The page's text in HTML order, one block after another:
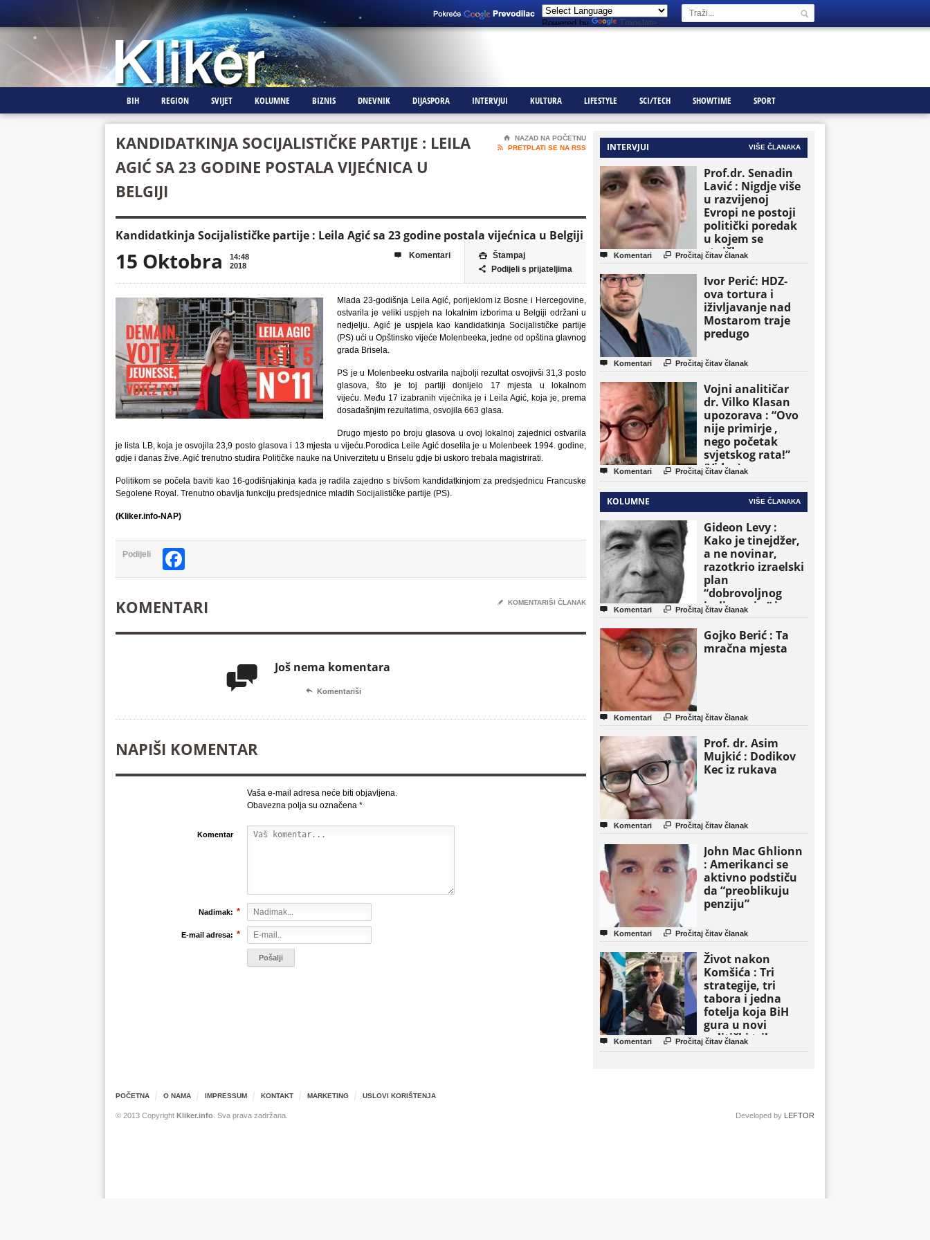
Powered by Translate
BIH REGION SVIJET KOLUMNE BIZNIS DNEVNIK DIJASPORA INTERVJUI KULTURA LIFESTYLE SCI/TECH SHOWTIME SPORT
KANDIDATKINJA SOCIJALISTIČKE PARTIJE : LEILA
AGIĆ SA 23 GODINE POSTALA VIJEĆNICA U
BELGIJI
⌂
NAZAD NA POČETNU

PRETPLATI SE NA RSS
Kandidatkinja Socijalističke partije : Leila Agić sa 23 godine postala vijećnica u Belgiji
15 Oktobra
14:48
2018
 Štampaj
 Podijeli s prijateljima
 Komentari
Mlada 23-godišnja Leila Agić, porijeklom iz Bosne i Hercegovine,
ostvarila je veliki uspjeh na lokalnim izborima u Belgiji održani u
nedjelju. Agić je uspjela kao kandidatkinja Socijalističke partije
(PS) ući u Opštinsko vijeće Molenbeeka, jedne od opština glavnog
grada Brisela.
PS je u Molenbeeku ostvarila najbolji rezultat osvojivši 31,3 posto
glasova, što je toj partiji donijelo 17 mjesta u lokalnom
vijeću. Među 17 izabranih vijećnika je i Leila Agić, koja je, prema
dosadašnjim rezultatima, osvojila 663 glasa.
Drugo mjesto po broju glasova u ovoj lokalnoj zajednici ostvarila
je lista LB, koja je osvojila 23,9 posto glasova i 13 mjesta u vijeću.Porodica Leile Agić doselila je u Molenbeek 1994. godine,
gdje i danas žive. Agić trenutno studira Političke nauke na Univerzitetu u Briselu gdje bi uskoro trebala magistrirati.
Politikom se počela baviti kao 16-godišnjakinja kada je radila zajedno s bivšom kandidatkinjom za predsjednicu Francuske
Segolene Royal. Trenutno obavlja funkciju predsjednice mladih Socijalističke partije (PS).
(Kliker.info-NAP)
Podijeli
KOMENTARI ✎ KOMENTARIŠI ČLANAK
 Još nema komentara
 Komentariši
NAPIŠI KOMENTAR
Vaša e-mail adresa neće biti objavljena.
Obavezna polja su označena *
Komentar
Nadimak: *
E-mail adresa: *
INTERVJUI VIŠE ČLANAKA
Prof.dr. Senadin
Lavić : Nigdje više
u razvijenoj
Evropi ne postoji
politički poredak
u kojem se
etničke grupe
pojavljuju kao
osnovne političke
jedinice
 Komentari  Pročitaj čitav članak
Ivor Perić: HDZ-
ova tortura i
iživljavanje nad
Mostarom traje
predugo
 Komentari  Pročitaj čitav članak
Vojni analitičar
dr. Vilko Klasan
upozorava : “Ovo
nije primirje ,
nego početak
svjetskog rata!”
(Video)
 Komentari  Pročitaj čitav članak
KOLUMNE VIŠE ČLANAKA
Gideon Levy :
Kako je tinejdžer,
a ne novinar,
razotkrio izraelski
plan
“dobrovoljnog
iseljavanja ” iz
Gaze
 Komentari  Pročitaj čitav članak
Gojko Berić : Ta
mračna mjesta
 Komentari  Pročitaj čitav članak
Prof. dr. Asim
Mujkić : Dodikov
Kec iz rukava
 Komentari  Pročitaj čitav članak
John Mac Ghlionn
: Amerikanci se
aktivno podstiču
da “preoblikuju
penziju”
 Komentari  Pročitaj čitav članak
Život nakon
Komšića : Tri
strategije, tri
tabora i jedna
fotelja koja BiH
gura u novi
politički triler
 Komentari  Pročitaj čitav članak
POČETNA O NAMA IMPRESSUM KONTAKT MARKETING USLOVI KORIŠTENJA
© 2013 Copyright Kliker.info. Sva prava zadržana. Developed by LEFTOR